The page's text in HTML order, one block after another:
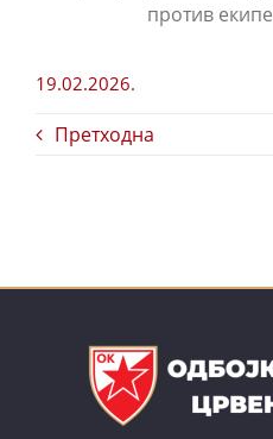
против
19.02.2026.
Претходна